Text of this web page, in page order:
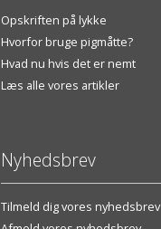
Opskriften på lykke
Hvorfor bruge pigmåtte?
Hvad nu hvis det er nemt
Læs alle vores artikler
Nyhedsbrev
Tilmeld dig vores nyhedsbrev